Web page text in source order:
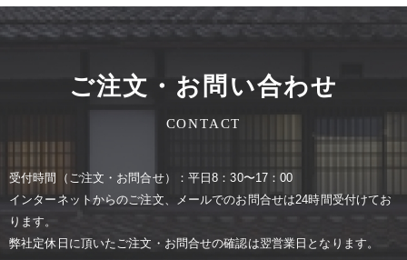
ご注文・お問い合わせ
CONTACT
受付時間（ご注⽂・お問合せ）：平⽇8：30〜17：00
インターネットからのご注⽂、メールでのお問合せは24時間受付けてお
ります。
弊社定休⽇に頂いたご注⽂・お問合せの確認は翌営業⽇となります。